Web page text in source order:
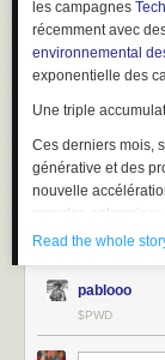
les campagnes
récemment avec
environnemental
exponentielle des
Une triple
Ces derniers mois,
générative et des
nouvelle
grandes
conséquence
de données
multinationales de
désormais
Read the whole
pablooo
$PWD